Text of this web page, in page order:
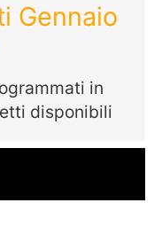
Gennaio
in
disponibili